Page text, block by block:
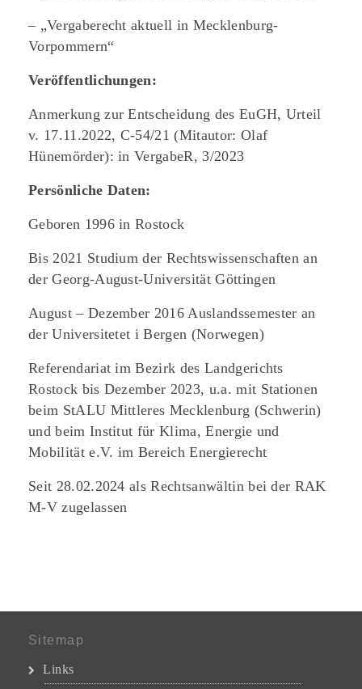
– „Vergaberecht aktuell in Mecklenburg-
Vorpommern“
Veröffentlichungen:
Anmerkung zur Entscheidung des EuGH, Urteil
v. 17.11.2022, C-54/21 (Mitautor: Olaf
Hünemörder): in VergabeR, 3/2023
Persönliche Daten:
Geboren 1996 in Rostock
Bis 2021 Studium der Rechtswissenschaften an
der Georg-August-Universität Göttingen
August – Dezember 2016 Auslandssemester an
der Universitetet i Bergen (Norwegen)
Referendariat im Bezirk des Landgerichts
Rostock bis Dezember 2023, u.a. mit Stationen
beim StALU Mittleres Mecklenburg (Schwerin)
und beim Institut für Klima, Energie und
Mobilität e.V. im Bereich Energierecht
Seit 28.02.2024 als Rechtsanwältin bei der RAK
M-V zugelassen
Sitemap
Links